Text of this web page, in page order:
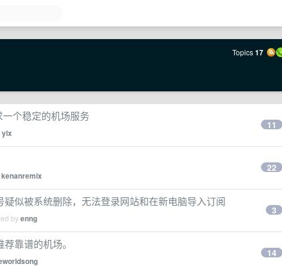
Topics17
个稳定的机场服务
ylx
11
kenanremix
22
似被系统删除，无法登录网站和在新电脑导入订阅
byenng
3
靠谱的机场。
14